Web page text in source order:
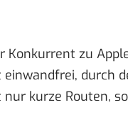
Konkurrent zu
durch
kurze Routen,